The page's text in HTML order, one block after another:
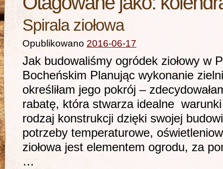
Spirala ziołowa
Opublikowano 2016-06-17
Jak budowaliśmy ogródek ziołowy w
Bocheńskim Planując wykonanie
określiłam jego pokrój –
rabatę, która stwarza idealne warunki
rodzaj konstrukcji dzięki swojej
potrzeby temperaturowe,
ziołowa jest elementem ogrodu, za
…